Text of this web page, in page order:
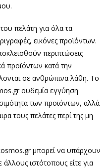
πελάτη για όλα τα
εικόνες προϊόντων.
περιπτώσεις
προϊόντων κατά την
σε ανθρώπινα λάθη. Το
ουδεμία εγγύηση
των προϊόντων, αλλά
τους πελάτες περί της μη
μπορεί να υπάρχουν
ιστότοπους είτε για